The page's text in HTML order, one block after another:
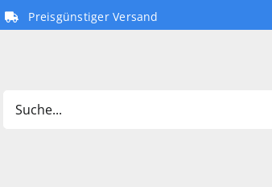
Preisgünstiger Versand
for: